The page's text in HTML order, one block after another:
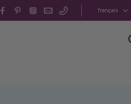
Canada et États-Unis : frais de
français